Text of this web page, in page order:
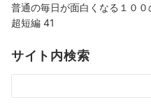
普通の毎日が面白くなる１００
超短編 41
サイト内検索